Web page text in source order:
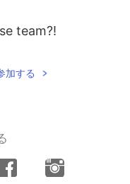
team?!
加する